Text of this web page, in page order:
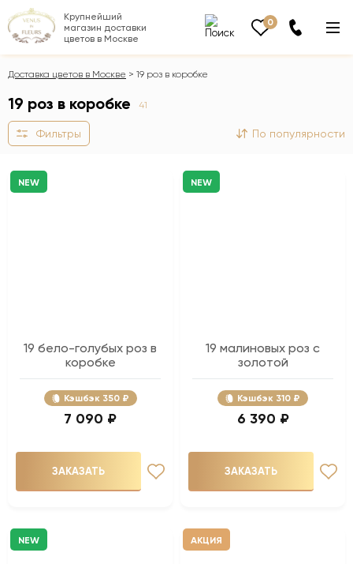
Крупнейший
магазин доставки
цветов в Москве
0
Доставка цветов в Москве 19 роз в коробке
19 роз в коробке 41
Фильтры По популярности
NEW
19 бело-голубых роз в
коробке
Кэшбэк 350 ₽
7 090 ₽
ЗАКАЗАТЬ
NEW
19 малиновых роз с
золотой
Кэшбэк 310 ₽
6 390 ₽
ЗАКАЗАТЬ
NEW АКЦИЯ